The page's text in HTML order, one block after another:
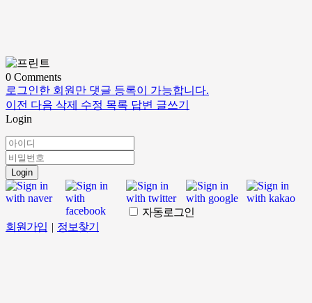
0 Comments
로그인한 회원만 댓글 등록이 가능합니다.
이전 다음 삭제 수정 목록 답변 글쓰기
Login
Login
자동로그인
회원가입 | 정보찾기